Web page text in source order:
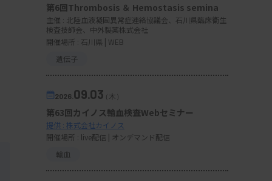
第6回Thrombosis ＆ Hemostasis semina
主催 : 北陸血液凝固異常症連絡協議会、石川県臨床衛生
検査技師会、中外製薬株式会社
開催場所 : 石川県 | WEB
遺伝子
2026. 09.03（木）
第63回カイノス輸血検査Webセミナー
提供 : 株式会社カイノス
開催場所 : live配信 | オンデマンド配信
輸血